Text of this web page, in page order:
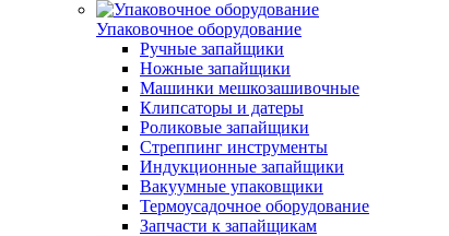
Упаковочное оборудование
Ручные запайщики
Ножные запайщики
Машинки мешкозашивочные
Клипсаторы и датеры
Роликовые запайщики
Стреппинг инструменты
Индукционные запайщики
Вакуумные упаковщики
Термоусадочное оборудование
Запчасти к запайщикам